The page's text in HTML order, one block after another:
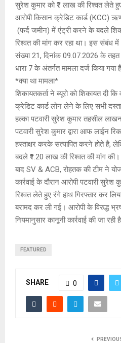
सुरेश कुमार को ₹1 लाख की रिश्वत लेते
आरोपी किसान क्रेडिट कार्ड (KCC)
(फर्द जमीन) में एंट्री करने के बदले
रिश्वत की मांग कर रहा था। इस संबंध
संख्या 21, दिनांक 09.07.2026 के तहत
धारा 7 के अंतर्गत मामला दर्ज किया गया
*क्या था मामला*
शिकायतकर्ता ने ब्यूरो को शिकायत दी
क्रेडिट कार्ड लोन लेने के लिए सभी
हल्का पटवारी सुरेश कुमार तहसील
पटवारी सुरेश कुमार द्वारा आफ लाईन
हस्ताक्षर करके सत्यापित करने होते है,
बदले ₹1.20 लाख की रिश्वत की मांग
बाद SV & ACB, रोहतक की टीम ने
कार्रवाई के दौरान आरोपी पटवारी सुरेश
रिश्वत लेते हुए रंगे हाथ गिरफ्तार कर
बरामद कर ली गई। आरोपी के विरुद्ध
नियमानुसार कानूनी कार्रवाई की जा रही
FEATURED
SHARE 0